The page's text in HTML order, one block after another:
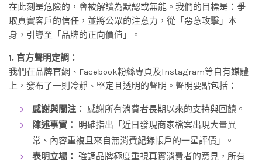
在此刻是危險的，會被解讀為默認或無能。我們的目標是：爭
取真實客戶的信任，並將公眾的注意力，從「惡意攻擊」本
身，引導至「品牌的正向價值」。
1. 官方聲明定調：
我們在品牌官網、Facebook粉絲專頁及Instagram等自有媒體
上，發布了一則冷靜、堅定且透明的聲明。聲明要點包括：
感謝與關注： 感謝所有消費者長期以來的支持與回饋。
陳述事實：
明確指出「近日發現商家檔案出現大量異
常、內容重複且來自無消費紀錄帳戶的一星評價」。
表明立場： 強調品牌極度重視真實消費者的意見，所有